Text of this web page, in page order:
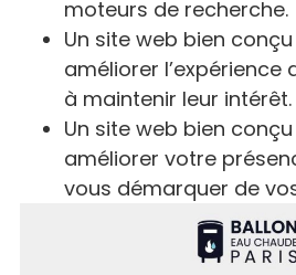
moteurs de recherche.
Un site web bien
améliorer l’expérience
à maintenir leur intérêt.
Un site web bien
améliorer votre
vous démarquer de